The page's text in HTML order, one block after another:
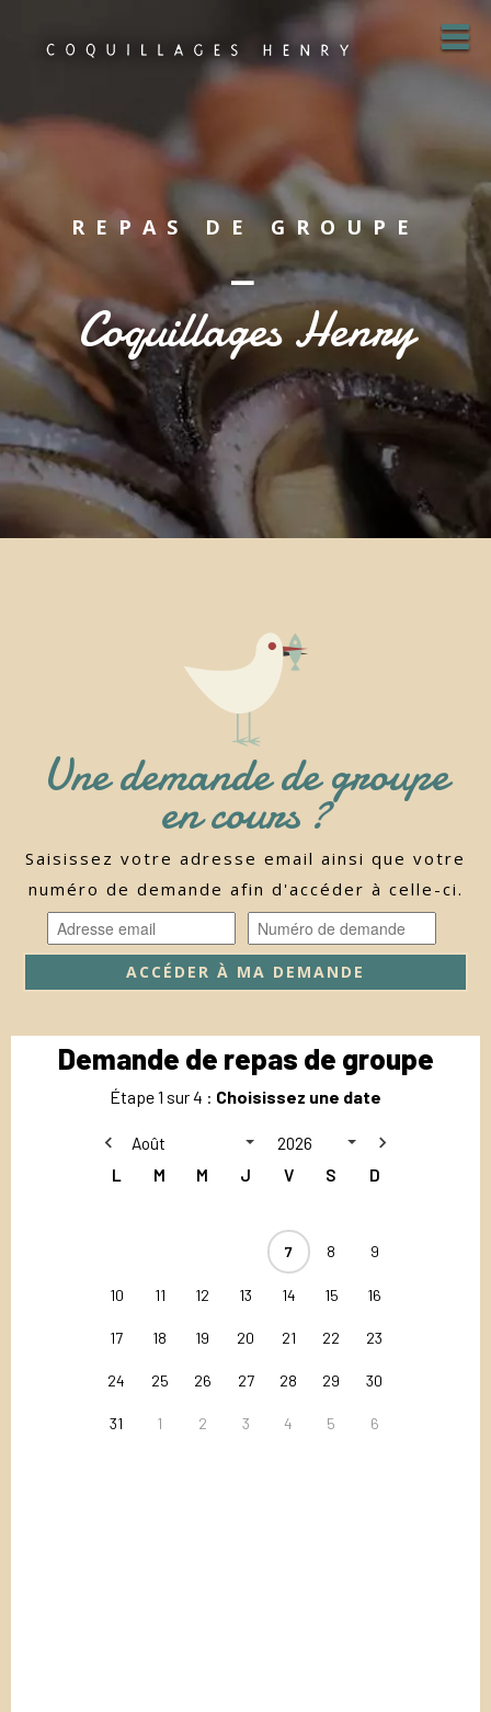
REPAS DE GROUPE
—
Coquillages Henry
Une demande de groupe
en cours ?
Saisissez votre adresse email ainsi que votre
numéro de demande afin d'accéder à celle-ci.
ACCÉDER À MA DEMANDE